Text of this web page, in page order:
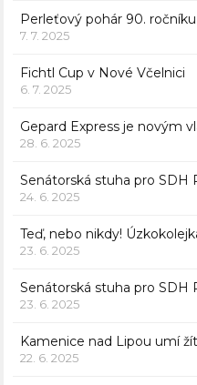
Perleťový pohár 90.
7. 7. 2025
Fichtl Cup v Nové Včelnici
6. 7. 2025
Gepard Express je novým
28. 6. 2025
Senátorská stuha pro SDH
24. 6. 2025
Teď, nebo nikdy!
23. 6. 2025
Senátorská stuha pro SDH
23. 6. 2025
Kamenice nad Lipou umí
22. 6. 2025